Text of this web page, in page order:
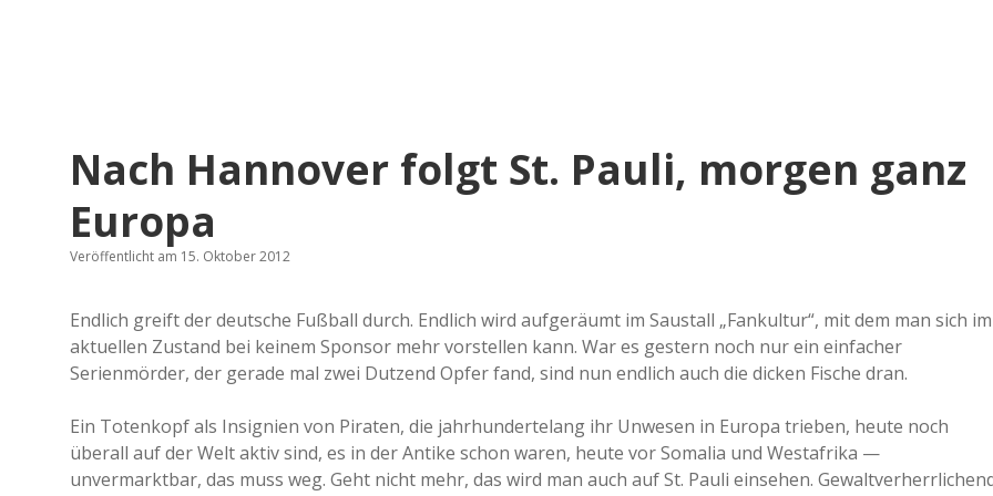
B
a
d
e
Nach Hannover folgt St. Pauli, morgen ganz
Europa
Veröffentlicht am 15. Oktober 2012
Endlich greift der deutsche Fußball durch. Endlich wird aufgeräumt im Saustall „Fankultur“, mit dem man sich im
aktuellen Zustand bei keinem Sponsor mehr vorstellen kann. War es gestern noch nur ein einfacher
Serienmörder, der gerade mal zwei Dutzend Opfer fand, sind nun endlich auch die dicken Fische dran.
Ein Totenkopf als Insignien von Piraten, die jahrhundertelang ihr Unwesen in Europa trieben, heute noch
überall auf der Welt aktiv sind, es in der Antike schon waren, heute vor Somalia und Westafrika —
unvermarktbar, das muss weg. Geht nicht mehr, das wird man auch auf St. Pauli einsehen.